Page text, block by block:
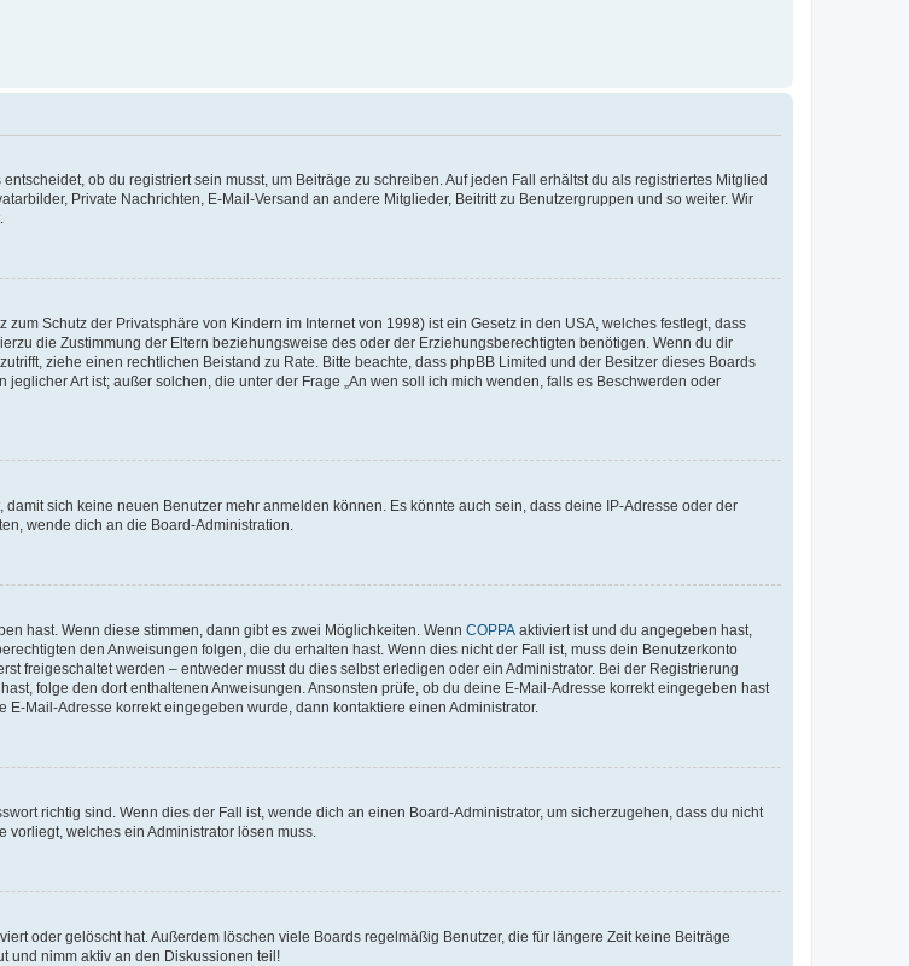
ob du registriert sein musst, um Beiträge zu schreiben. Auf jeden Fall erhältst du als registriertes Mitglied
Private Nachrichten, E-Mail-Versand an andere Mitglieder, Beitritt zu Benutzergruppen und so weiter. Wir
Schutz der Privatsphäre von Kindern im Internet von 1998) ist ein Gesetz in den USA, welches festlegt, dass
die Zustimmung der Eltern beziehungsweise des oder der Erziehungsberechtigten benötigen. Wenn du dir
ziehe einen rechtlichen Beistand zu Rate. Bitte beachte, dass phpBB Limited und der Besitzer dieses Boards
Art ist; außer solchen, die unter der Frage „An wen soll ich mich wenden, falls es Beschwerden oder
sich keine neuen Benutzer mehr anmelden können. Es könnte auch sein, dass deine IP-Adresse oder der
wende dich an die Board-Administration.
hast. Wenn diese stimmen, dann gibt es zwei Möglichkeiten. Wenn COPPA aktiviert ist und du angegeben hast,
den Anweisungen folgen, die du erhalten hast. Wenn dies nicht der Fall ist, muss dein Benutzerkonto
freigeschaltet werden – entweder musst du dies selbst erledigen oder ein Administrator. Bei der Registrierung
folge den dort enthaltenen Anweisungen. Ansonsten prüfe, ob du deine E-Mail-Adresse korrekt eingegeben hast
Mail-Adresse korrekt eingegeben wurde, dann kontaktiere einen Administrator.
richtig sind. Wenn dies der Fall ist, wende dich an einen Board-Administrator, um sicherzugehen, dass du nicht
welches ein Administrator lösen muss.
oder gelöscht hat. Außerdem löschen viele Boards regelmäßig Benutzer, die für längere Zeit keine Beiträge
und nimm aktiv an den Diskussionen teil!